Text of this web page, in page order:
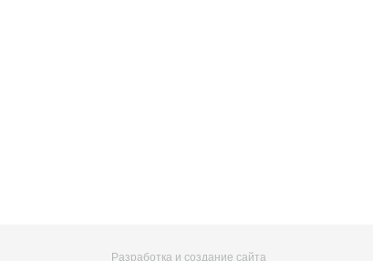
Разработка и создание сайта